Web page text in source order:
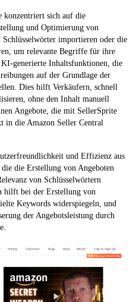
sich auf die
und Optimierung von
importieren oder die
um relevante Begriffe für ihre
generierte Inhaltsfunktionen, die
auf der Grundlage der
Dies hilft Verkäufern, schnell
ohne den Inhalt manuell
Angebote, die mit SellerSprite
in die Amazon Seller Central
und Effizienz aus
die Erstellung von Angeboten
von Schlüsselwörtern
hilft bei der Erstellung von
Keywords widerspiegeln, und
der Angebotsleistung durch